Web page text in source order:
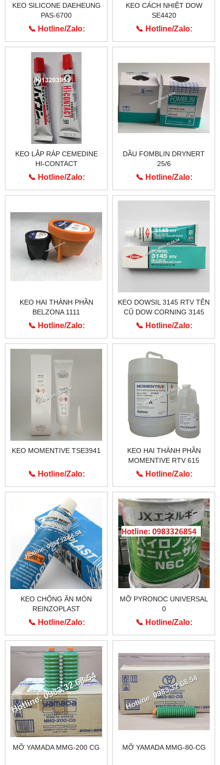
KEO SILICONE DAEHEUNG
PAS-6700
📞 Hotline/Zalo:
0913.203.955
KEO CÁCH NHIỆT DOW
SE4420
📞 Hotline/Zalo:
0913.203.955
KEO LẮP RÁP CEMEDINE
HI-CONTACT
📞 Hotline/Zalo:
0913.203.955
DẦU FOMBLIN DRYNERT
25/6
📞 Hotline/Zalo:
0913.203.955
KEO HAI THÀNH PHẦN
BELZONA 1111
📞 Hotline/Zalo:
0913.203.955
KEO DOWSIL 3145 RTV TÊN
CŨ DOW CORNING 3145
RTV
📞 Hotline/Zalo:
0913.203.955
KEO MOMENTIVE TSE3941
📞 Hotline/Zalo:
0913.203.955
KEO HAI THÀNH PHẦN
MOMENTIVE RTV 615
📞 Hotline/Zalo:
0913.203.955
KEO CHỐNG ĂN MÒN
REINZOPLAST
📞 Hotline/Zalo:
0913.203.955
MỠ PYRONOC UNIVERSAL
0
📞 Hotline/Zalo:
0913.203.955
MỠ YAMADA MMG-200 CG MỠ YAMADA MMG-80-CG